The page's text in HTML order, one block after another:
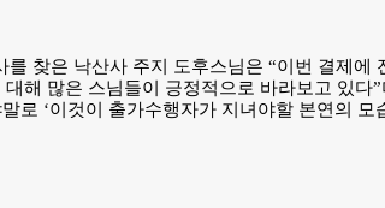
를 찾은 낙산사 주지 도후스님은 “이번 결제에
대해 많은 스님들이 긍정적으로 바라보고 있다
로 ‘이것이 출가수행자가 지녀야할 본연의 모